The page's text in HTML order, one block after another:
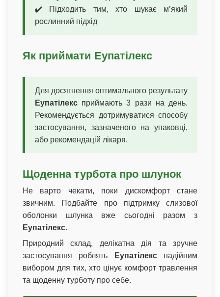
✔️ Підходить тим, хто шукає м’який
рослинний підхід
Як приймати Еупатілекс
Для досягнення оптимального результату
Еупатілекс приймають 3 рази на день.
Рекомендується дотримуватися способу
застосування, зазначеного на упаковці,
або рекомендацій лікаря.
Щоденна турбота про шлунок
Не варто чекати, поки дискомфорт стане
звичним. Подбайте про підтримку слизової
оболонки шлунка вже сьогодні разом з
Еупатілекс.
Природний склад, делікатна дія та зручне
застосування роблять
Еупатілекснадійним
вибором для тих, хто цінує комфорт травлення
та щоденну турботу про себе.